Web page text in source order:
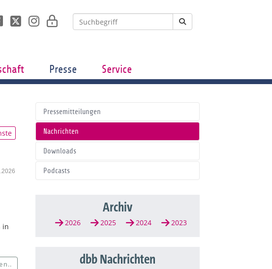
Presse Service
in
Pressemitteilungen
Nachrichten
Downloads
Podcasts
Archiv
2026 2025 2024 2023
dbb Nachrichten